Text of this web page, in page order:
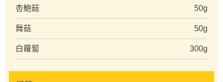
杏鮑菇 50g
舞菇 50g
白蘿蔔 300g